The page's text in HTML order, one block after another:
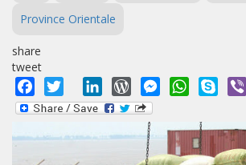
Province Orientale
share
tweet
Facebook
Twitter LinkedInWordPressMessengerWhatsApp
Skype